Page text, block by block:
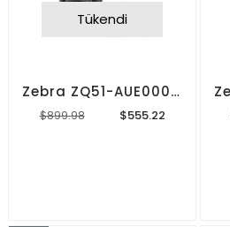
Tükendi
Zebra ZQ51-AUE000E-00 Mobil Yazıcı ve Power Supply
$555.22
$899.98